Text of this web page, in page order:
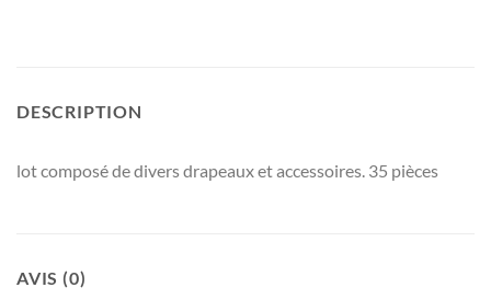
DESCRIPTION
lot composé de divers drapeaux et accessoires. 35 pièces
AVIS (0)